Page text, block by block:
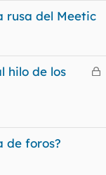
rusa del Meetic
C
a
hilo de los
de foros?